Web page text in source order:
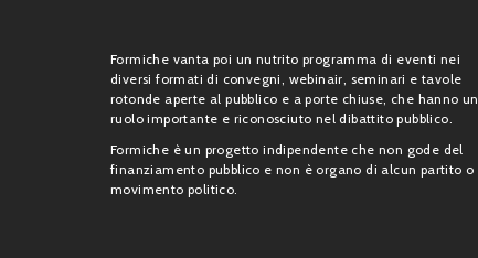
Formiche vanta poi un nutrito programma di eventi nei
diversi formati di convegni, webinair, seminari e tavole
rotonde aperte al pubblico e a porte chiuse, che hanno un
ruolo importante e riconosciuto nel dibattito pubblico.
Formiche è un progetto indipendente che non gode del
finanziamento pubblico e non è organo di alcun partito o
movimento politico.